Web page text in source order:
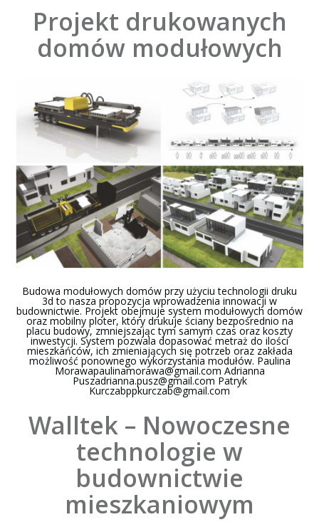
Projekt drukowanych
domów modułowych
Budowa modułowych domów przy użyciu technologii druku
3d to nasza propozycja wprowadzenia innowacji w
budownictwie. Projekt obejmuje system modułowych domów
oraz mobilny ploter, który drukuje ściany bezpośrednio na
placu budowy, zmniejszając tym samym czas oraz koszty
inwestycji. System pozwala dopasować metraż do ilości
mieszkańców, ich zmieniających się potrzeb oraz zakłada
możliwość ponownego wykorzystania modułów. Paulina
Morawapaulinamorawa@gmail.com Adrianna
Puszadrianna.pusz@gmail.com Patryk
Kurczabppkurczab@gmail.com
Walltek – Nowoczesne
technologie w
budownictwie
mieszkaniowym